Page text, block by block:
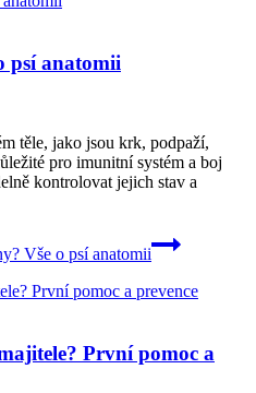
psí anatomii
těle, jako jsou krk, podpaží,
pro imunitní systém a boj
kontrolovat jejich stav a
Vše o psí anatomii
První pomoc a